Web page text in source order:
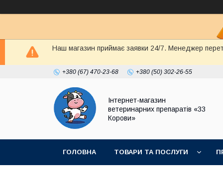
Наш магазин приймає заявки 24/7. Менеджер
+380 (67) 470-23-68 +380 (50) 302-26-55
Інтернет-магазин
ветеринарних препаратів «33
Корови»
ГОЛОВНА ТОВАРИ ТА ПОСЛУГИ